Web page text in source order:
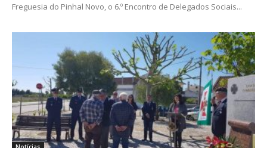
Freguesia do Pinhal Novo, o 6.º Encontro de Delegados Sociais...